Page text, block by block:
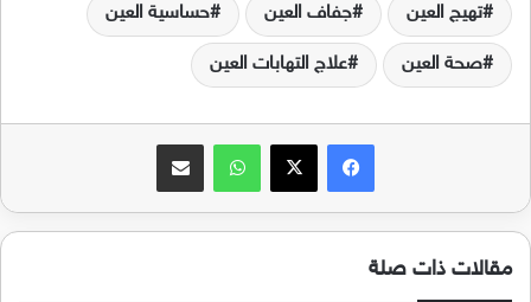
تهيج العين جفاف العين حساسية العين
صحة العين علاج التهابات العين
فيسبوك‫X واتساب مشاركة عبر البريد
مقالات ذات صلة